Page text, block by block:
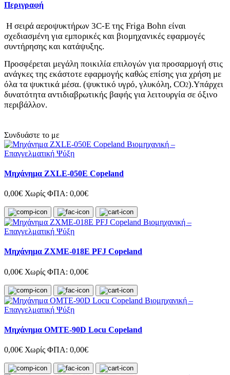
Περιγραφή
Η σειρά αεροψυκτήρων 3C-E της Friga Bohn είναι
σχεδιασμένη για εμπορικές και βιομηχανικές εφαρμογές
συντήρησης και κατάψυξης.
Προσφέρεται μεγάλη ποικιλία επιλογών για προσαρμογή στις
ανάγκες της εκάστοτε εφαρμογής καθώς επίσης για χρήση με
όλα τα ψυκτικά μέσα. (ψυκτικό υγρό, γλυκόλη, CO2).Υπάρχει
δυνατότητα αντιδιαβρωτικής βαφής για λειτουργία σε όξινο
περιβάλλον.
Συνδυάστε το με
Μηχάνημα ZXLE-050E Copeland
0,00€ Χωρίς ΦΠΑ: 0,00€
Μηχάνημα ZXME-018E PFJ Copeland
0,00€ Χωρίς ΦΠΑ: 0,00€
Μηχάνημα OMTE-90D Locu Copeland
0,00€ Χωρίς ΦΠΑ: 0,00€